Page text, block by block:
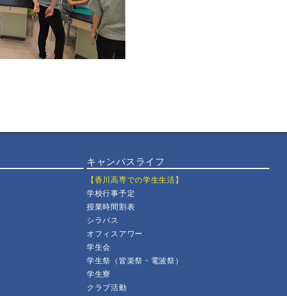
キャンパスライフ
【香川高専での学生生活】
学校行事予定
授業時間割表
シラバス
オフィスアワー
学生会
学生祭（皆楽祭・電波祭）
学生寮
クラブ活動